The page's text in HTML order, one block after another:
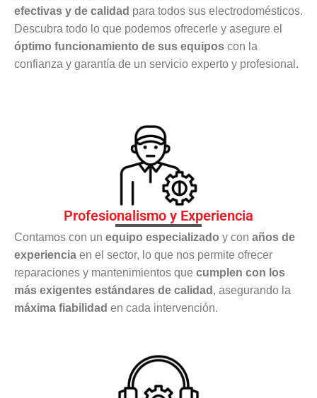
efectivas y de calidad para todos sus electrodomésticos.
Descubra todo lo que podemos ofrecerle y asegure el
óptimo funcionamiento de sus equipos con la
confianza y garantía de un servicio experto y profesional.
Profesionalismo y Experiencia
Contamos con un equipo especializado y con años de
experiencia en el sector, lo que nos permite ofrecer
reparaciones y mantenimientos que cumplen con los
más exigentes estándares de calidad , asegurando la
máxima fiabilidad en cada intervención.